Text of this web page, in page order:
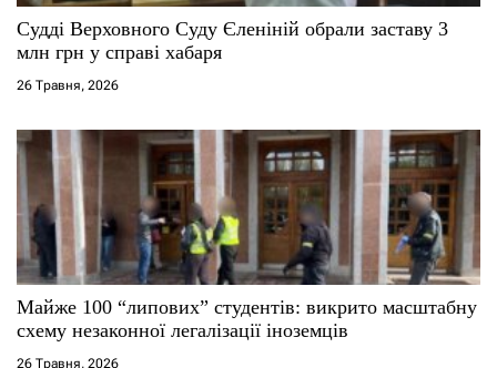
і
в
Судді Верховного Суду Єленіній обрали заставу 3
млн грн у справі хабаря
26 Травня, 2026
Майже 100 “липових” студентів: викрито масштабну
схему незаконної легалізації іноземців
26 Травня, 2026